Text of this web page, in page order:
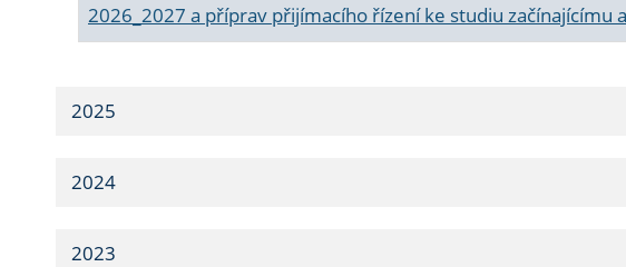
2026_2027 a příprav přijímacího řízení ke studiu
2025
2024
2023